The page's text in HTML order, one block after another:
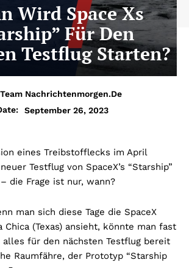
Wird Space Xs
Für Den
Testflug Starten?
Team Nachrichtenmorgen.de
September 26, 2023
eines Treibstofflecks im April
Testflug von SpaceX’s “Starship”
die Frage ist nur, wann?
man sich diese Tage die SpaceX
Chica (Texas) ansieht, könnte man fast
alles für den nächsten Testflug bereit
Raumfähre, der Prototyp “Starship